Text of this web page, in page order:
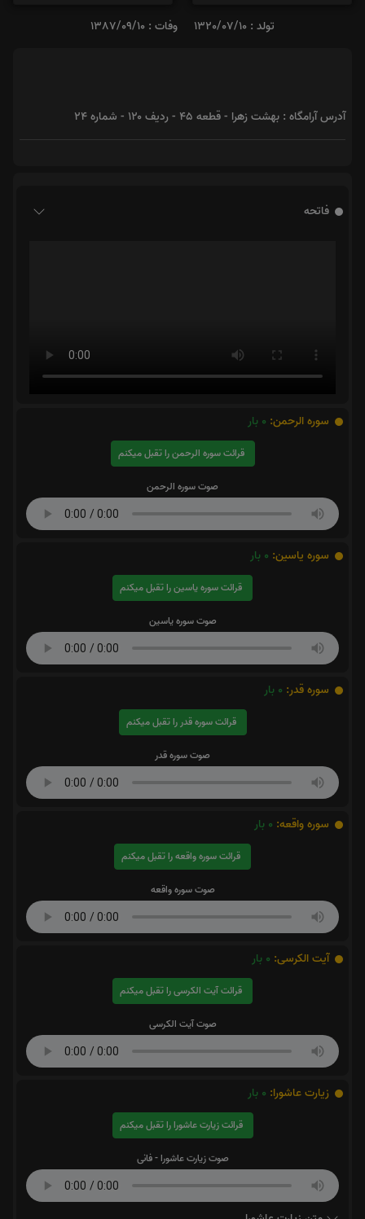
تولد : 1320/07/10 وفات : 1387/09/10
آدرس آرامگاه : بهشت زهرا - قطعه ۴۵ - ردیف ۱۲۰ - شماره ۲۴
فاتحه
سوره الرحمن: 0 بار
قرائت سوره الرحمن را تقبل میکنم
صوت سوره الرحمن
سوره یاسین: 0 بار
قرائت سوره یاسین را تقبل میکنم
صوت سوره یاسین
سوره قدر: 0 بار
قرائت سوره قدر را تقبل میکنم
صوت سوره قدر
سوره واقعه: 0 بار
قرائت سوره واقعه را تقبل میکنم
صوت سوره واقعه
آیت الکرسی: 0 بار
قرائت آیت الکرسی را تقبل میکنم
صوت آیت الکرسی
زیارت عاشورا: 0 بار
قرائت زیارت عاشورا را تقبل میکنم
صوت زیارت عاشورا - فانی